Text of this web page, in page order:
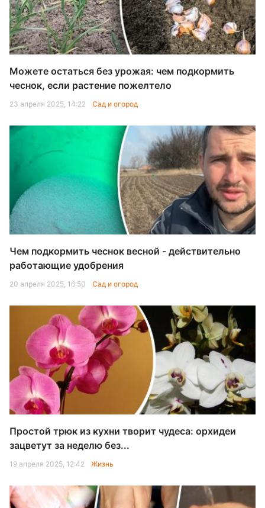
Можете остаться без урожая: чем подкормить
чеснок, если растение пожелтело
23 апреля 2025, 14:22 Сад и огород
Чем подкормить чеснок весной - действительно
работающие удобрения
20 апреля 2025, 16:50 Сад и огород
Простой трюк из кухни творит чудеса: орхидеи
зацветут за неделю без...
19 апреля 2025, 12:42 Жизнь